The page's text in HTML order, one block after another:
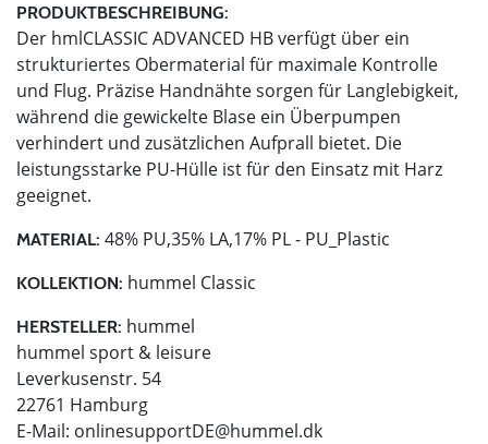
PRODUKTBESCHREIBUNG:
Der hmlCLASSIC ADVANCED HB verfügt über ein
strukturiertes Obermaterial für maximale Kontrolle
und Flug. Präzise Handnähte sorgen für Langlebigkeit,
während die gewickelte Blase ein Überpumpen
verhindert und zusätzlichen Aufprall bietet. Die
leistungsstarke PU-Hülle ist für den Einsatz mit Harz
geeignet.
MATERIAL: 48% PU,35% LA,17% PL - PU_Plastic
KOLLEKTION: hummel Classic
HERSTELLER: hummel
hummel sport & leisure
Leverkusenstr. 54
22761 Hamburg
E-Mail: onlinesupportDE@hummel.dk